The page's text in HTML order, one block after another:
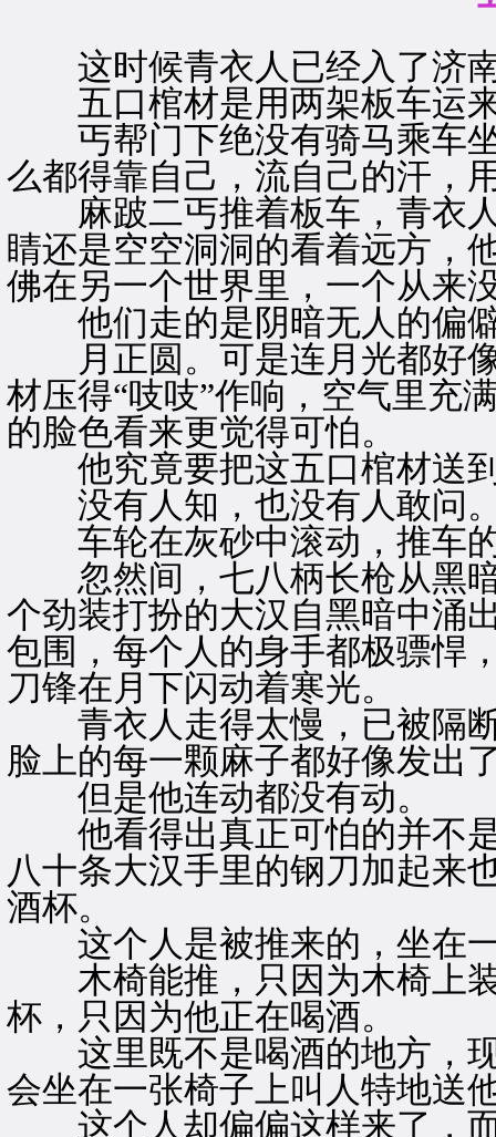
这时候青衣人已经入了济
五口棺材是用两架板车运来
丐帮门下绝没有骑马乘车坐
么都得靠自己，流自己的汗，
麻跛二丐推着板车，青衣人
睛还是空空洞洞的看着远方，
佛在另一个世界里，一个从来
他们走的是阴暗无人的偏
月正圆。可是连月光都好像
材压得“吱吱”作响，空气里充
的脸色看来更觉得可怕。
他究竟要把这五口棺材送到
没有人知，也没有人敢问
车轮在灰砂中滚动，推车
忽然间，七八柄长枪从黑暗
个劲装打扮的大汉自黑暗中涌
包围，每个人的身手都极骠悍
刀锋在月下闪动着寒光。
青衣人走得太慢，已被隔断
脸上的每一颗麻子都好像发出
但是他连动都没有动。
他看得出真正可怕的并不是
八十条大汉手里的钢刀加起来
酒杯。
这个人是被推来的，坐在一
木椅能推，只因为木椅上装
杯，只因为他正在喝酒。
这里既不是喝酒的地方，现
会坐在一张椅子上叫人特地送
这个人却偏偏这样来了，而